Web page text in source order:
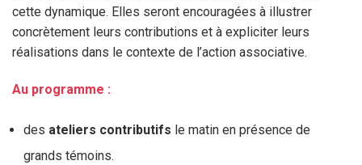
cette dynamique. Elles seront encouragées à illustrer
concrètement leurs contributions et à expliciter leurs
réalisations dans le contexte de l’action associative.
Au programme :
des ateliers contributifs le matin en présence de
grands témoins.